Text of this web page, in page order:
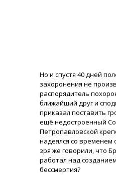
Но и спустя 40 дней
захоронения не
распорядитель
ближайший друг и
приказал поставить
ещё недостроенный
Петропавловской
надеялся со временем
зря же говорили, что
работал над
бессмертия?